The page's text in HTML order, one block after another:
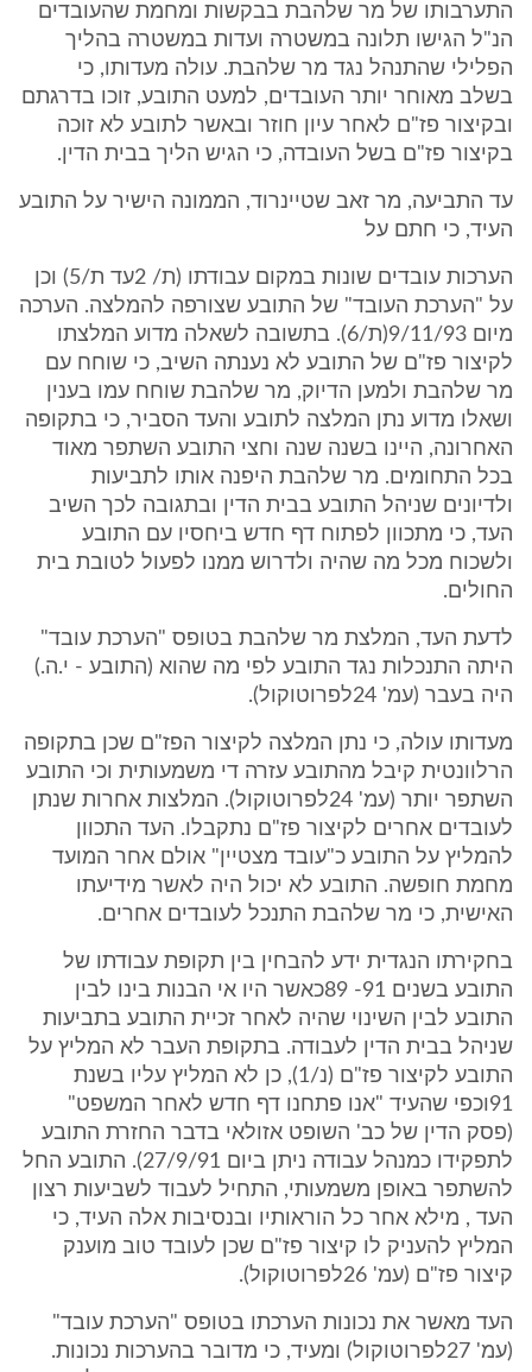
התערבותו של מר שלהבת בבקשות ומחמת שהעובדים
הנ"ל הגישו תלונה במשטרה ועדות במשטרה בהליך
הפלילי שהתנהל נגד מר שלהבת. עולה מעדותו, כי
בשלב מאוחר יותר העובדים, למעט התובע, זוכו בדרגתם
ובקיצור פז"ם לאחר עיון חוזר ובאשר לתובע לא זוכה
בקיצור פז"ם בשל העובדה, כי הגיש הליך בבית הדין.
עד התביעה, מר זאב שטיינרוד, הממונה הישיר על התובע
העיד, כי חתם על
הערכות עובדים שונות במקום עבודתו (ת/ 2עד ת/5) וכן
על "הערכת העובד" של התובע שצורפה להמלצה. הערכה
מיום 9/11/93(ת/6). בתשובה לשאלה מדוע המלצתו
לקיצור פז"ם של התובע לא נענתה השיב, כי שוחח עם
מר שלהבת ולמען הדיוק, מר שלהבת שוחח עמו בענין
ושאלו מדוע נתן המלצה לתובע והעד הסביר, כי בתקופה
האחרונה, היינו בשנה שנה וחצי התובע השתפר מאוד
בכל התחומים. מר שלהבת היפנה אותו לתביעות
ולדיונים שניהל התובע בבית הדין ובתגובה לכך השיב
העד, כי מתכוון לפתוח דף חדש ביחסיו עם התובע
ולשכוח מכל מה שהיה ולדרוש ממנו לפעול לטובת בית
החולים.
לדעת העד, המלצת מר שלהבת בטופס "הערכת עובד"
היתה התנכלות נגד התובע לפי מה שהוא (התובע - י.ה.)
היה בעבר (עמ' 24לפרוטוקול).
מעדותו עולה, כי נתן המלצה לקיצור הפז"ם שכן בתקופה
הרלוונטית קיבל מהתובע עזרה די משמעותית וכי התובע
השתפר יותר (עמ' 24לפרוטוקול). המלצות אחרות שנתן
לעובדים אחרים לקיצור פז"ם נתקבלו. העד התכוון
להמליץ על התובע כ"עובד מצטיין" אולם אחר המועד
מחמת חופשה. התובע לא יכול היה לאשר מידיעתו
האישית, כי מר שלהבת התנכל לעובדים אחרים.
בחקירתו הנגדית ידע להבחין בין תקופת עבודתו של
התובע בשנים 91- 89כאשר היו אי הבנות בינו לבין
התובע לבין השינוי שהיה לאחר זכיית התובע בתביעות
שניהל בבית הדין לעבודה. בתקופת העבר לא המליץ על
התובע לקיצור פז"ם (נ/1), כן לא המליץ עליו בשנת
91וכפי שהעיד "אנו פתחנו דף חדש לאחר המשפט"
(פסק הדין של כב' השופט אזולאי בדבר החזרת התובע
לתפקידו כמנהל עבודה ניתן ביום 27/9/91). התובע החל
להשתפר באופן משמעותי, התחיל לעבוד לשביעות רצון
העד , מילא אחר כל הוראותיו ובנסיבות אלה העיד, כי
המליץ להעניק לו קיצור פז"ם שכן לעובד טוב מוענק
קיצור פז"ם (עמ' 26לפרוטוקול).
העד מאשר את נכונות הערכתו בטופס "הערכת עובד"
(עמ' 27לפרוטוקול) ומעיד, כי מדובר בהערכות נכונות.